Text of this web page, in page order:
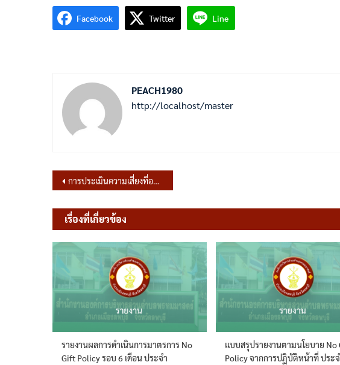
Facebook Twitter Line
PEACH1980
http://localhost/master
แนะแนว
เรื่อง
การประเมินความเสี่ยงที่อาจเกิดจากการให้หรือรับสินบนจากการดำเนินงานตามภารกิจของเทศบาลตำบลพรหมมาสตร์ ประจำปี พ.ศ.2569
เรื่องที่เกี่ยวข้อง
รายงานผลการดำเนินการมาตรการ No
Gift Policy รอบ 6 เดือน ประจำ
แบบสรุปรายงานตามนโยบาย No
Policy จากการปฏิบัติหน้าที่ ประ